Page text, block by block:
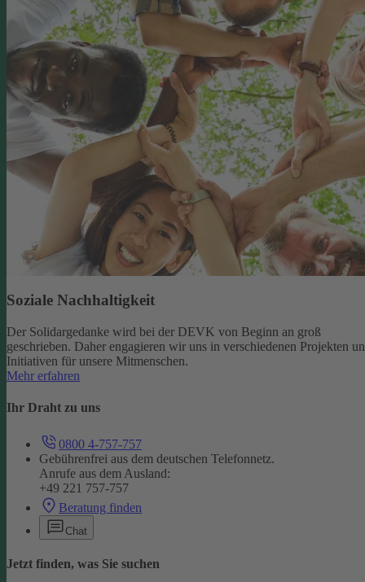
Soziale Nachhaltigkeit
Der Solidargedanke wird bei der DEVK von Beginn an groß
geschrieben. Daher engagieren wir uns in verschiedenen Projekten
Initiativen für unsere Mitmenschen.
Mehr erfahren
Ihr Draht zu uns
0800 4-757-757
Gebührenfrei aus dem deutschen Telefonnetz.
Anrufe aus dem Ausland:
+49 221 757-757
Beratung finden
Chat
Jetzt finden, was Sie suchen